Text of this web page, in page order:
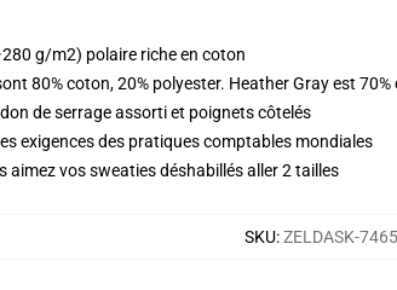
g/m2) polaire riche en coton
80% coton, 20% polyester. Heather Gray est
de serrage assorti et poignets côtelés
exigences des pratiques comptables mondiales
aimez vos sweaties déshabillés aller 2 tailles
SKU:ZELDASK-